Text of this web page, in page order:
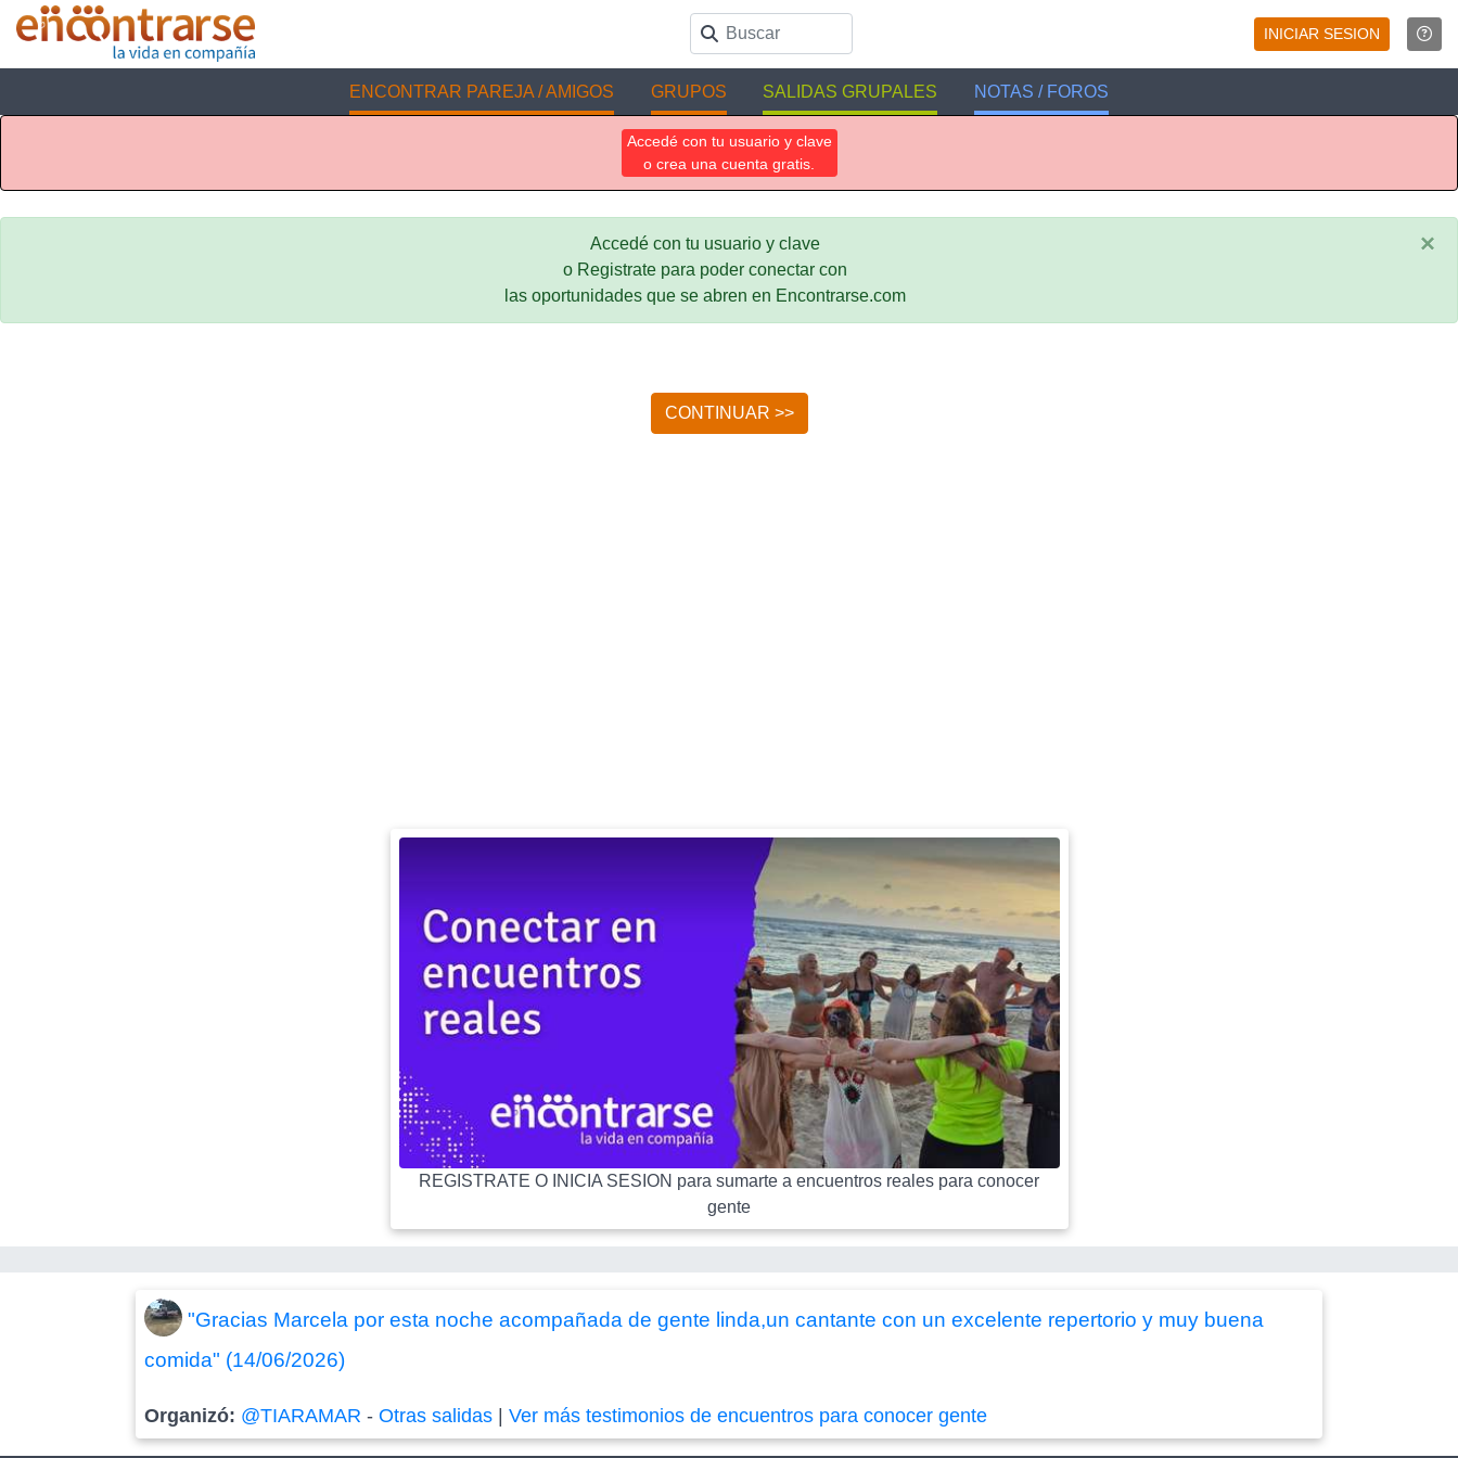
INICIAR SESION
ENCONTRAR PAREJA / AMIGOS GRUPOS SALIDAS GRUPALES NOTAS / FOROS
Accedé con tu usuario y clave
o crea una cuenta gratis.
Accedé con tu usuario y clave
o Registrate para poder conectar con
las oportunidades que se abren en Encontrarse.com
×
CONTINUAR >>
REGISTRATE O INICIA SESION para sumarte a encuentros reales para conocer
gente
"Gracias Marcela por esta noche acompañada de gente linda,un cantante con un excelente repertorio y muy buena
comida" (14/06/2026)
Organizó: @TIARAMAR -Otras salidas |Ver más testimonios de encuentros para conocer gente